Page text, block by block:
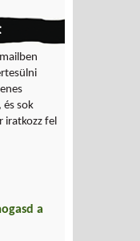
és sok
iratkozz fel
a